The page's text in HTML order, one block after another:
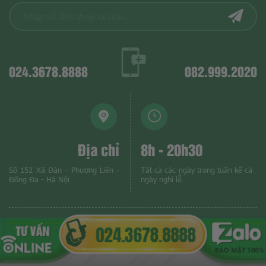
024.3678.8888 082.999.2020
Địa chỉ
Số 152 Xã Đàn - Phương Liên -
Đống Đa - Hà Nội
8h - 20h30
Tất cả các ngày trong tuần kể cả
ngày nghỉ lễ